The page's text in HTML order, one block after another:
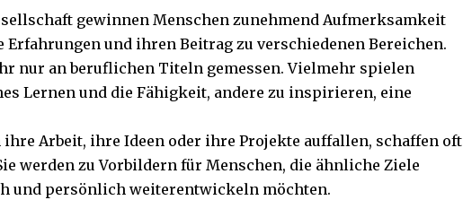
gewinnen Menschen zunehmend Aufmerksamkeit
und ihren Beitrag zu verschiedenen Bereichen.
nur an beruflichen Titeln gemessen. Vielmehr spielen
Lernen und die Fähigkeit, andere zu inspirieren, eine
Arbeit, ihre Ideen oder ihre Projekte auffallen, schaffen oft
werden zu Vorbildern für Menschen, die ähnliche Ziele
und persönlich weiterentwickeln möchten.